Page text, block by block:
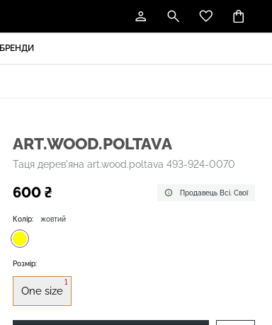
БРЕНДИ
ART.WOOD.POLTAVA
Таця дерев'яна art.wood.poltava 493-924-0070
600 ₴ Продавець Всі. Свої
Колір: жовтий
Розмір:
One size
1